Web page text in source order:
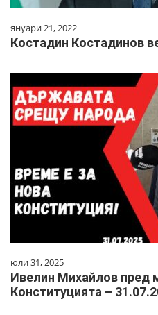
януари 21, 2022
Костадин Костадинов
юли 31, 2025
Ивелин Михайлов пред
Конституцията –